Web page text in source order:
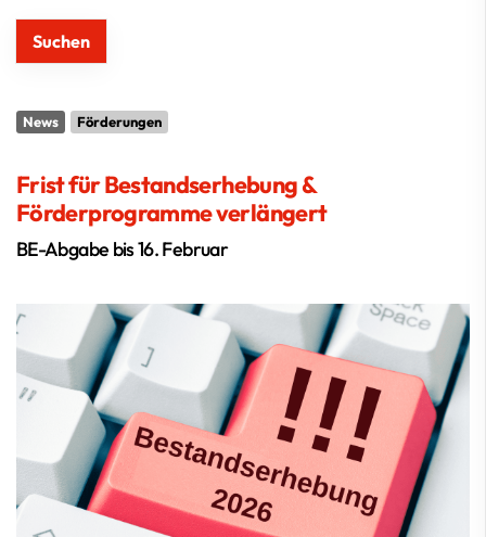
News Förderungen
Frist für Bestandserhebung &
Förderprogramme verlängert
BE-Abgabe bis 16. Februar